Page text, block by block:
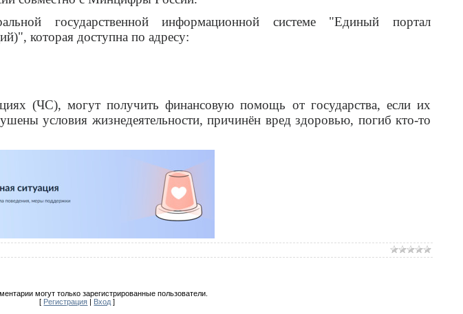
государственной информационной системе "Единый портал
которая доступна по адресу:
(ЧС), могут получить финансовую помощь от государства, если их
условия жизнедеятельности, причинён вред здоровью, погиб кто-то
могут только зарегистрированные пользователи.
[ Регистрация Вход ]